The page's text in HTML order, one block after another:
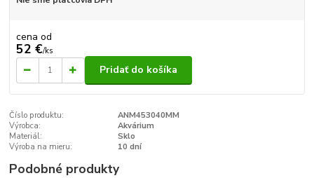
cena od
52 €/ks
Pridať do košíka
Číslo produktu:
ANM453040MM
Výrobca:
Akvárium
Materiál:
Sklo
Výroba na mieru:
10 dní
Podobné produkty